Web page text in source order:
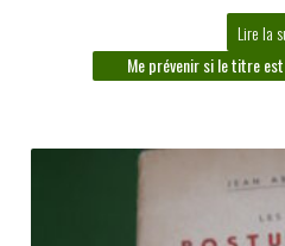
Lire la
Me prévenir si le titre